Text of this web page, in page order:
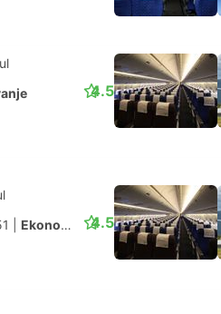
4.5
Ekonomska klasa 4.5